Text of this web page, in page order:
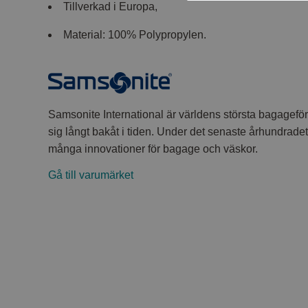
Tillverkad i Europa,
Material: 100% Polypropylen.
Samsonite International är världens största
sig långt bakåt i tiden. Under det senaste
många innovationer för bagage och väskor.
Gå till varumärket